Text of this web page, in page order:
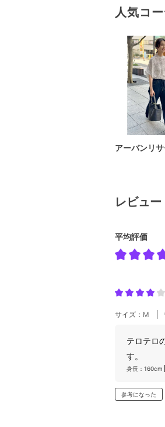
人気コ
アーバンリ
レビュー
平均評価
サイズ：M
テロテロ
す。
身長：160cm
参考になった